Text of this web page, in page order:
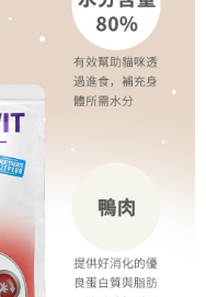
帳頁面顯示為準，若有關於
，請聯繫「AFTEE先享後付
support/home
先享後付」服務完成之交
將交易相關給付款項請求債
護人之同意方可使用
損失，本公司不負相關責
號之用戶狀況，依本公司即
費